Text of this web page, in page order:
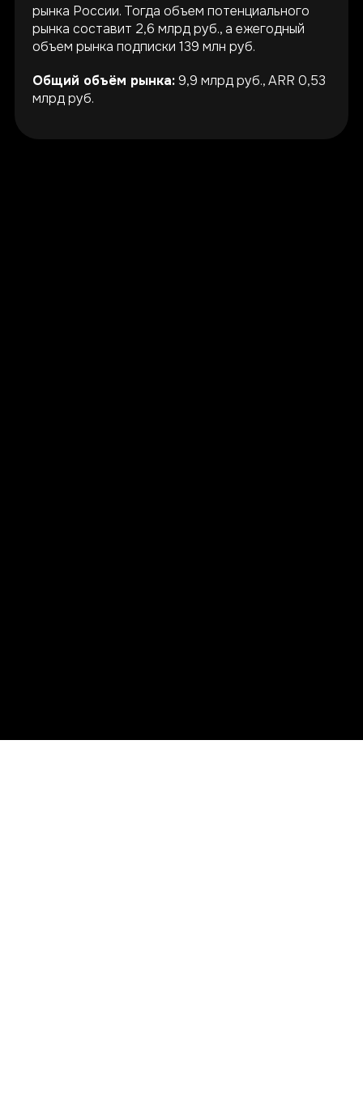
рынка России. Тогда объем потенциального
рынка составит 2,6 млрд руб., а ежегодный
объем рынка подписки 139 млн руб.
Общий объём рынка:9,9 млрд руб., ARR 0,53
млрд руб.